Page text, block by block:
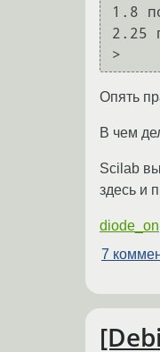
1.8
2.25
Опять
В чем
Scilab
здесь и
diode_on
7